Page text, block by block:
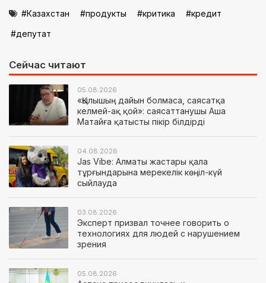
Казахстан продукты критика
кредит
депутат
Сейчас читают
05.08.2026
«Қылышың дайын болмаса, саясатқа
келмей-ақ қой»: саясаттанушы Аша
Матайға қатысты пікір білдірді
04.08.2026
Jas Vibe: Алматы жастары қала
тұрғындарына мерекелік көңіл-күй
сыйлауда
03.08.2026
Эксперт призвал точнее говорить о
технологиях для людей с нарушением
зрения
05.08.2026